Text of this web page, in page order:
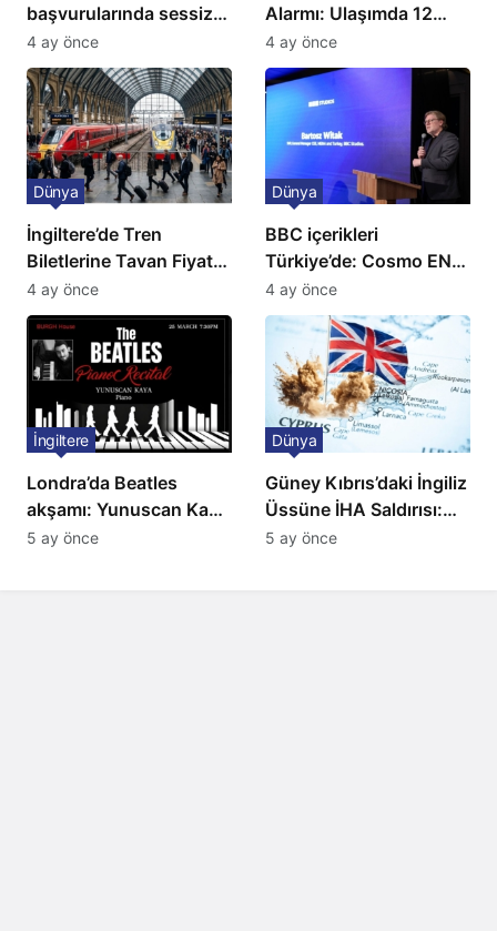
başvurularında sessiz
kriz: Büyükelçilikten
açıklama!
4 ay önce
Alarmı: Ulaşımda 12
Günlük Kaos Kapıda
4 ay önce
İngiltere’de Tren
Biletlerine Tavan Fiyat:
Ulaşımda Yeni
Düzenleme
Dünya
4 ay önce
BBC içerikleri
Türkiye’de: Cosmo EN
ve BBC Player yayında
Dünya
4 ay önce
Londra’da Beatles
akşamı: Yunuscan Kaya
klasik yorumuyla
İngiltere
5 ay önce
Güney Kıbrıs’daki İngiliz
Üssüne İHA Saldırısı:
Patlama, Sirenler ve
Dünya
5 ay önce